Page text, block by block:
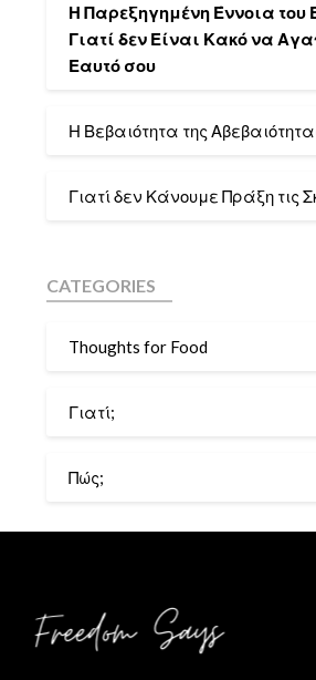
Η Παρεξηγημένη Έννοια του
Γιατί δεν Είναι Κακό να
Εαυτό σου
Η Βεβαιότητα της
Γιατί δεν Κάνουμε Πράξη τις
CATEGORIES
Thoughts for Food
Γιατί;
Πώς;